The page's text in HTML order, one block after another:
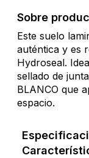
Sobre
Este suelo
auténtica y es
Hydroseal.
sellado de
BLANCO que
espacio.